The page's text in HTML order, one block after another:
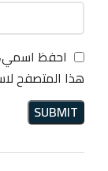
احفظ اسمي،
هذا المتصفح